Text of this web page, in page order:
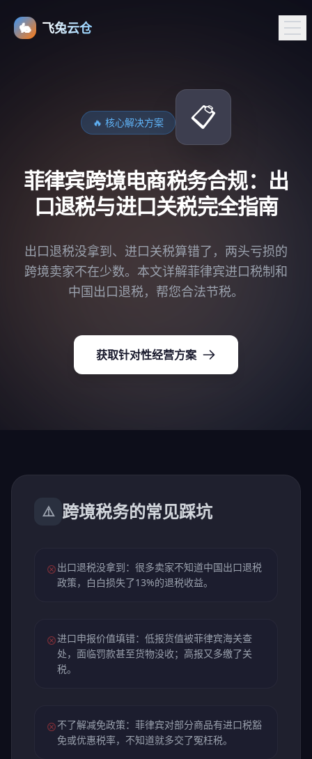
🐇 飞兔云仓
🔥 核心解决方案 📋
菲律宾跨境电商税务合规：出
口退税与进口关税完全指南
出口退税没拿到、进口关税算错了，两头亏损的
跨境卖家不在少数。本文详解菲律宾进口税制和
中国出口退税，帮您合法节税。
获取针对性经营方案
⚠️ 跨境税务的常见踩坑
⊗出口退税没拿到：很多卖家不知道中国出口退税
政策，白白损失了13%的退税收益。
⊗进口申报价值填错：低报货值被菲律宾海关查
处，面临罚款甚至货物没收；高报又多缴了关
税。
⊗不了解减免政策：菲律宾对部分商品有进口税豁
免或优惠税率，不知道就多交了冤枉税。